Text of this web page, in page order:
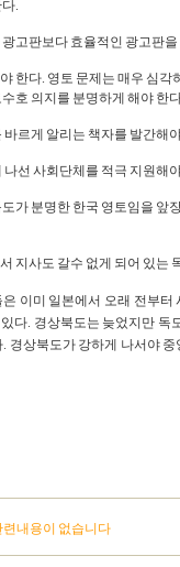
.
고판보다 효율적인 광고판
한다. 영토 문제는 매우 심
호 의지를 분명하게 해야 한
바르게 알리는 책자를 발간해
나선 사회단체를 적극 지원해
가 분명한 한국 영토임을 앞
지사도 갈수 없게 되어 있는
이미 일본에서 오래 전부
다. 경상북도는 늦었지만
경상북도가 강하게 나서야
련내용이 없습니다